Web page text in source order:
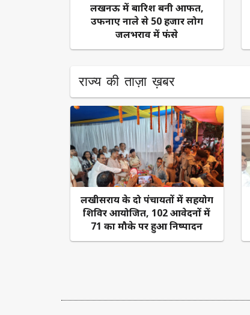
लखनऊ में बारिश बनी आफत,
उफनाए नाले से 50 हजार लोग
जलभराव में फंसे
राज्य की ताज़ा ख़बर
लखीसराय के दो पंचायतों में सहयोग
शिविर आयोजित, 102 आवेदनों में
71 का मौके पर हुआ निष्पादन